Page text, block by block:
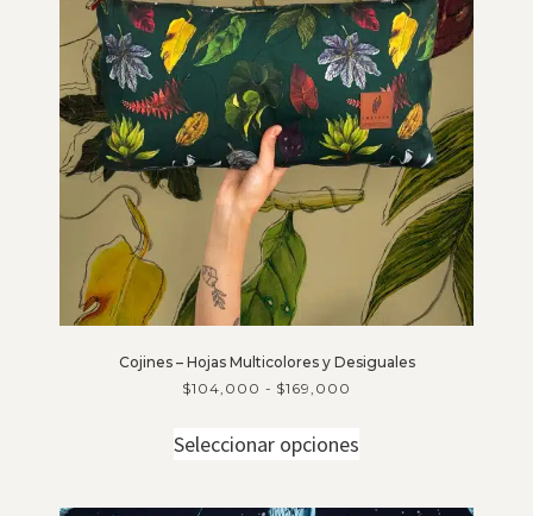
Cojines – Hojas Multicolores y Desiguales
$104,000 - $169,000
Seleccionar opciones